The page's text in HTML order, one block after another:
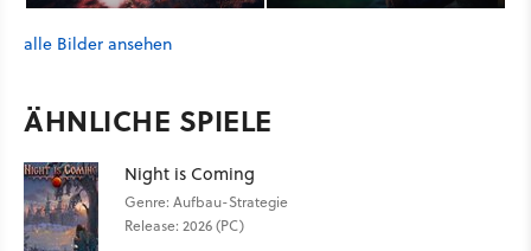
alle Bilder ansehen
ÄHNLICHE SPIELE
Night is Coming
Genre: Aufbau-Strategie
Release: 2026 (PC)